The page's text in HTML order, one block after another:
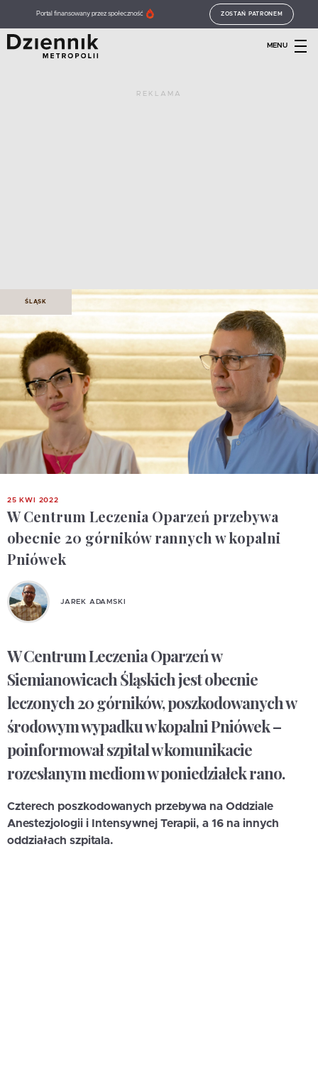
Portal finansowany przez społeczność ZOSTAŃ PATRONEM
MENU
REKLAMA
ŚLĄSK
25 KWI 2022
W Centrum Leczenia Oparzeń przebywa
obecnie 20 górników rannych w kopalni
Pniówek
JAREK ADAMSKI
W Centrum Leczenia Oparzeń w
Siemianowicach Śląskich jest obecnie
leczonych 20 górników, poszkodowanych w
środowym wypadku w kopalni Pniówek –
poinformował szpital w komunikacie
rozesłanym mediom w poniedziałek rano.
Czterech poszkodowanych przebywa na Oddziale
Anestezjologii i Intensywnej Terapii, a 16 na innych
oddziałach szpitala.